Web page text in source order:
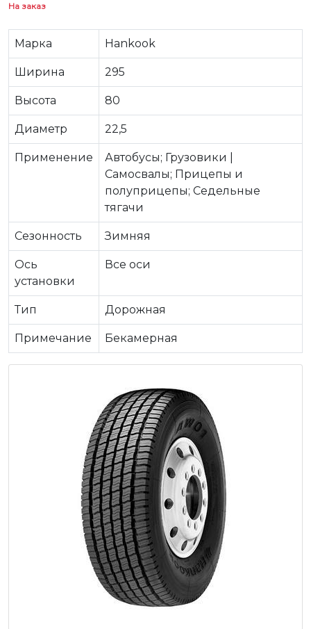
На заказ
Марка Hankook
Ширина 295
Высота 80
Диаметр 22,5
Применение
Автобусы; Грузовики |
Самосвалы; Прицепы и
полуприцепы; Седельные
тягачи
Сезонность Зимняя
Ось
установки
Все оси
Тип Дорожная
Примечание Бекамерная